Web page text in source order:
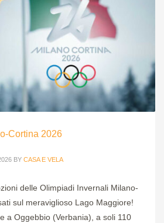
Cortina 2026
BY CASA E VELA
delle Olimpiadi Invernali Milano-
sul meraviglioso Lago Maggiore!
a Oggebbio (Verbania), a soli 110